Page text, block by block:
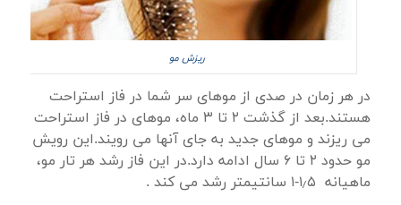
ریزش مو
در هر زمان در صدی از موهای سر شما در فاز استراحت
هستند.بعد از گذشت ۲ تا ۳ ماه، موهای در فاز استراحت
می ریزند و موهای جدید به جای آنها می رویند.این رویش
مو حدود ۲ تا ۶ سال ادامه دارد.در این فاز رشد هر تار مو،
ماهیانه ۱٫۵-۱ سانتیمتر رشد می کند .